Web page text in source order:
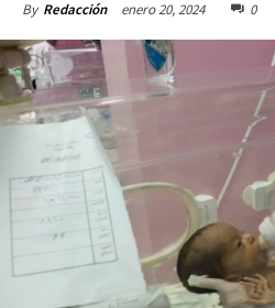
By Redacción enero 20, 2024 0